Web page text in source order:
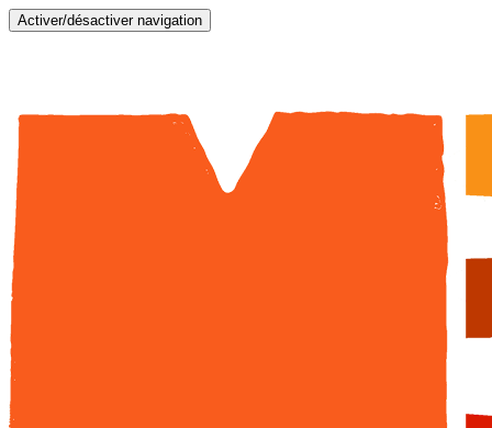
Activer/désactiver navigation